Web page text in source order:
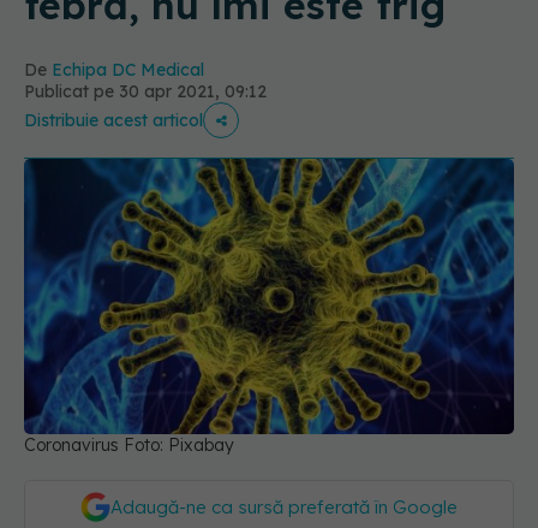
De Echipa DC Medical
Publicat pe 30 apr 2021, 09:12
Distribuie acest articol
Coronavirus Foto: Pixabay
Adaugă-ne ca sursă preferată în Google